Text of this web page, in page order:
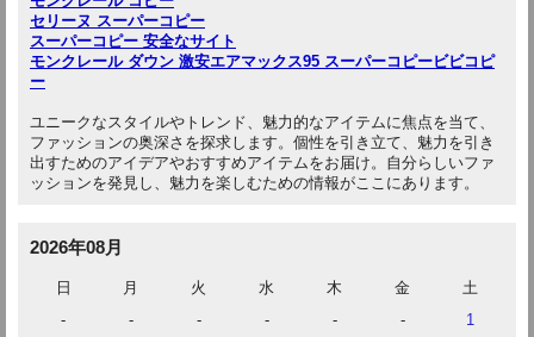
セリーヌ スーパーコピー
スーパーコピー 安全なサイト
モンクレール ダウン 激安エアマックス95 スーパーコピービビコピ
ー
ユニークなスタイルやトレンド、魅力的なアイテムに焦点を当て、
ファッションの奥深さを探求します。個性を引き立て、魅力を引き
出すためのアイデアやおすすめアイテムをお届け。自分らしいファ
ッションを発見し、魅力を楽しむための情報がここにあります。
2026年08月
日 月 火 水 木 金
土
-
- - - - -
1